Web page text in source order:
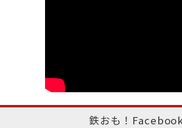
鉄おも！Facebook